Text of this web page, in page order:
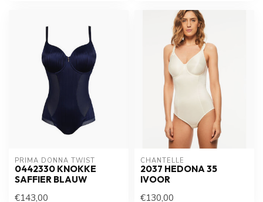
PRIMA DONNA TWIST
0442330 KNOKKE
SAFFIER BLAUW
€143,00
CHANTELLE
2037 HEDONA 35
IVOOR
€130,00